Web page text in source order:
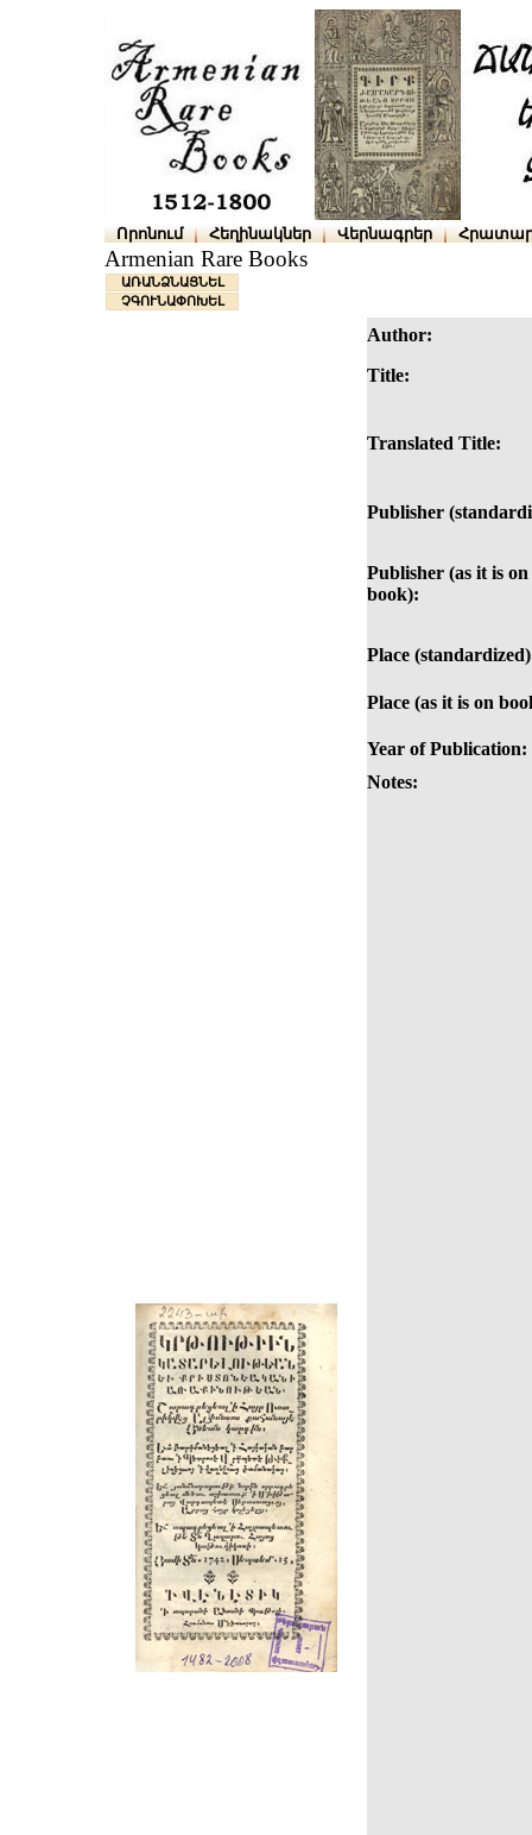
Որոնում Հեղինակներ Վերնագրեր
Armenian Rare Books
ԱՌԱՆՁՆԱՑՆԵԼ
ՉԳՈՒՆԱՓՈԽԵԼ
Author:
Title:
Translated Title:
Publisher
Publisher (as it is on
book):
Place
Place (as it is on
Year of Publication:
Notes: